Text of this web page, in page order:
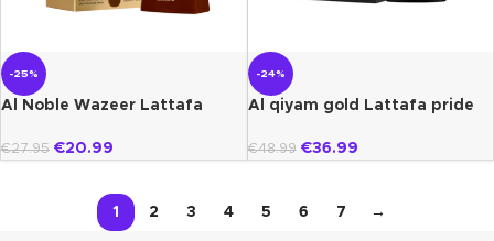
-25%
Al Noble Wazeer Lattafa
€27.95 €20.99
-24%
Al qiyam gold Lattafa pride
€48.99 €36.99
1 2 3 4 5 6 7 →